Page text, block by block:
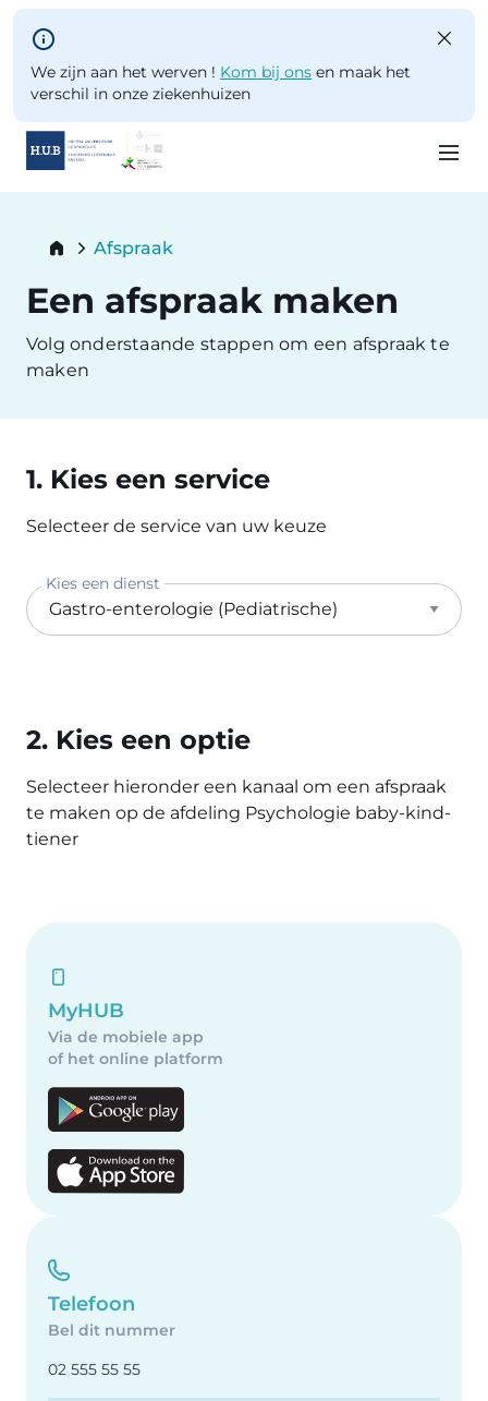
Skip to main content
We zijn aan het werven ! Kom bij ons en maak het
verschil in onze ziekenhuizen
content
Breadcrumb
Current:
Afspraak
Een afspraak maken
Volg onderstaande stappen om een afspraak te
maken
1. Kies een service
Selecteer de service van uw keuze
Kies een dienst
2. Kies een optie
Selecteer hieronder een kanaal om een afspraak
te maken op de afdeling Psychologie baby-kind-
tiener
MyHUB
Via de mobiele app
of het online platform
Telefoon
Bel dit nummer
02 555 55 55